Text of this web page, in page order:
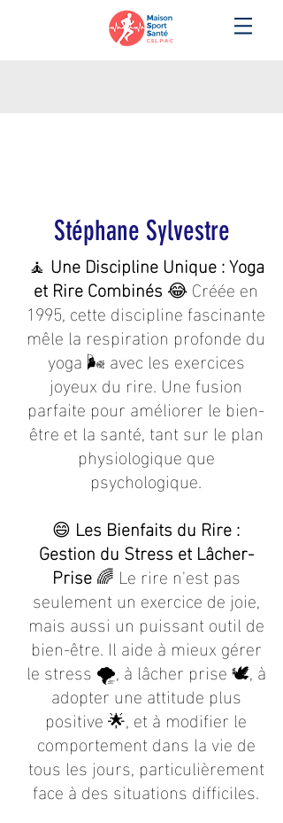
Stéphane Sylvestre
🧘 Une Discipline Unique : Yoga
et Rire Combinés😂 Créée en
1995, cette discipline fascinante
mêle la respiration profonde du
yoga 🌬️ avec les exercices
joyeux du rire. Une fusion
parfaite pour améliorer le bien-
être et la santé, tant sur le plan
physiologique que
psychologique.
😄 Les Bienfaits du Rire :
Gestion du Stress et Lâcher-
Prise🌈 Le rire n'est pas
seulement un exercice de joie,
mais aussi un puissant outil de
bien-être. Il aide à mieux gérer
le stress 🌪️, à lâcher prise 🕊️, à
adopter une attitude plus
positive 🌟, et à modifier le
comportement dans la vie de
tous les jours, particulièrement
face à des situations difficiles.